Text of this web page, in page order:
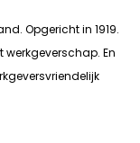
Opgericht in 1919.
En